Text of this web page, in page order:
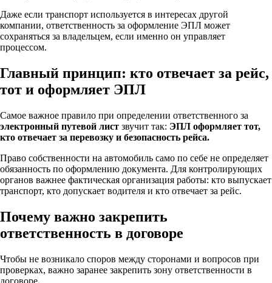
Даже если транспорт используется в интересах другой
компании, ответственность за оформление ЭПЛ может
сохраняться за владельцем, если именно он управляет
процессом.
Главный принцип: кто отвечает за рейс,
тот и оформляет ЭПЛ
Самое важное правило при определении ответственного за
электронный путевой лист звучит так: ЭПЛ оформляет тот,
кто отвечает за перевозку и безопасность рейса.
Право собственности на автомобиль само по себе не определяет
обязанность по оформлению документа. Для контролирующих
органов важнее фактическая организация работы: кто выпускает
транспорт, кто допускает водителя и кто отвечает за рейс.
Почему важно закрепить
ответственность в договоре
Чтобы не возникало споров между сторонами и вопросов при
проверках, важно заранее закрепить зону ответственности в
договоре.